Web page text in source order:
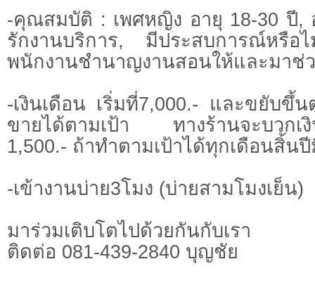
-คุณสมบัติ : เพศหญิง อายุ 18-30 ปี,
รักงานบริการ, มีประสบการณ์หรือ
พนักงานชำนาญงานสอนให้และมาช่
-เงินเดือน เริ่มที่7,000.- และขยับขึ้
ขายได้ตามเป้า ทางร้านจะบวกเงิ
1,500.- ถ้าทำตามเป้าได้ทุกเดือนสิ้น
-เข้างานบ่าย3โมง (บ่ายสามโมงเย็น)
มาร่วมเติบโตไปด้วยกันกับเรา
ติดต่อ 081-439-2840 บุญชัย